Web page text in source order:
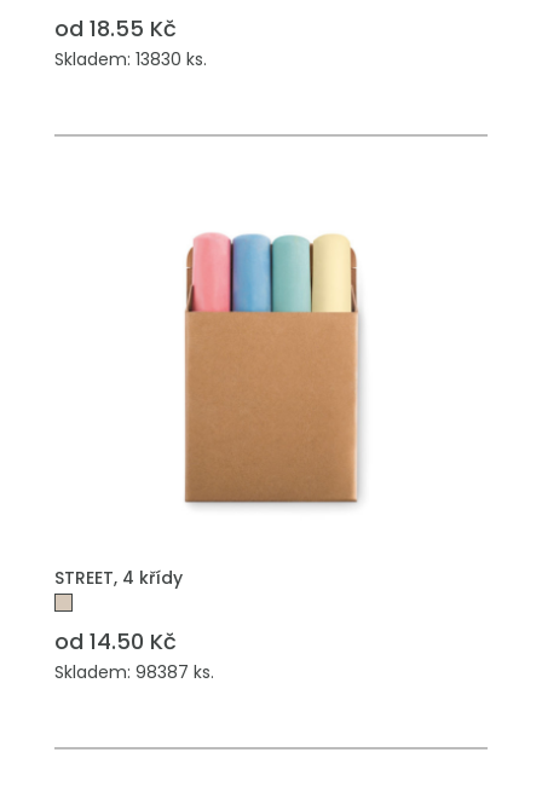
od 18.55 Kč
Skladem: 13830 ks.
STREET, 4 křídy
od 14.50 Kč
Skladem: 98387 ks.